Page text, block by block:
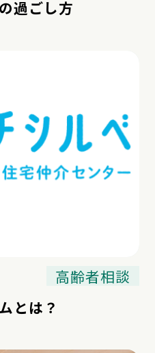
過ごし方
高齢者相談
とは？